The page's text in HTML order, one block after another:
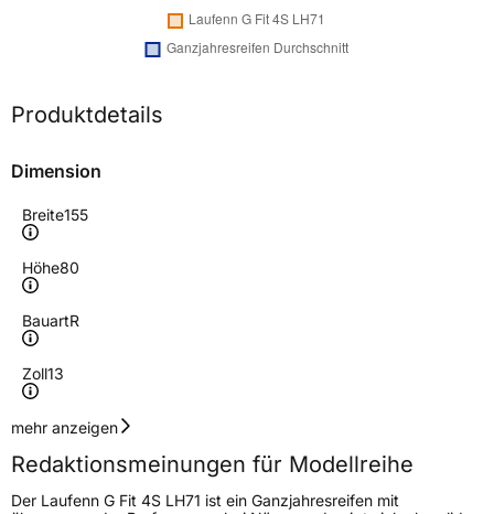
Produktdetails
Dimension
Breite155
Höhe80
BauartR
Zoll13
Geschwindigkeitsindex
Höchstgeschwindigkeit
190 km/h
mehr anzeigen
Redaktionsmeinungen für Modellreihe
Der Laufenn G Fit 4S LH71 ist ein Ganzjahresreifen mit